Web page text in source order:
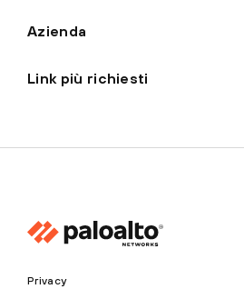
Azienda
Link più richiesti
Privacy